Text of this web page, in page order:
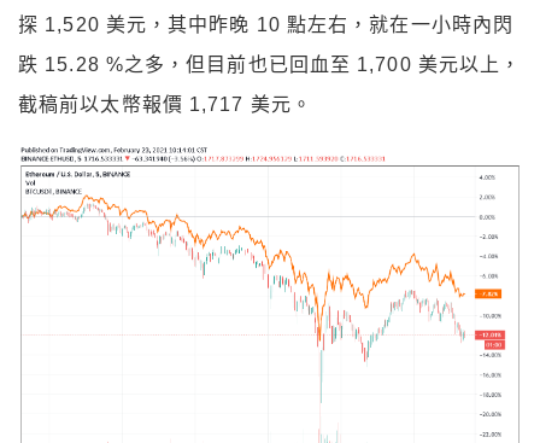
探 1,520 美元，其中昨晚 10 點左右，就在一小時內閃
跌 15.28 %之多，但目前也已回血至 1,700 美元以上，
截稿前以太幣報價 1,717 美元。